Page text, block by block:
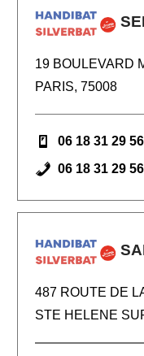
19 BOULEVARD
PARIS, 75008
06 18 31 29 56
06 18 31 29 56
487 ROUTE DE
STE HELENE